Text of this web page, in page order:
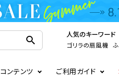
search 人気のキーワード
ゴリラの扇風機
コンテンツ ご利用ガイド